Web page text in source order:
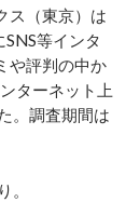
ス（東京）は
等インタ
や評判の中か
ターネット上
。調査期間は
。